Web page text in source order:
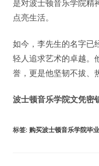
是对波士顿音乐学院精
点亮生活。
如今，李先生的名字已
轻人追求艺术的卓越。
誉，更是他坚韧不拔、
波士顿音乐学院文凭密
标签: 购买波士顿音乐学院毕